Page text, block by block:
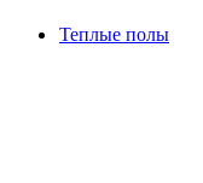
Теплые полы